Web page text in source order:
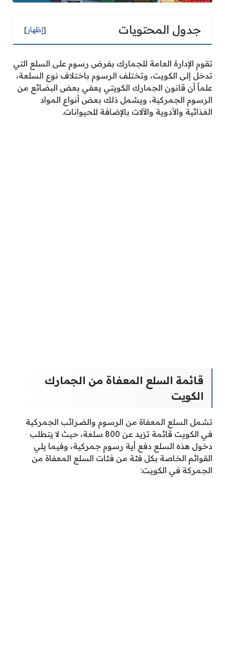
جدول المحتويات [إظهار]
تقوم الإدارة العامة للجمارك بفرض رسوم على السلع التي
تدخل إلى الكويت، وتختلف الرسوم باختلاف نوع السلعة،
علماََ أن قانون الجمارك الكويتي يعفي بعض البضائع من
الرسوم الجمركية، ويشمل ذلك بعض أنواع المواد
الغذائية والأدوية والآلات بالإضافة للحيوانات.
قائمة السلع المعفاة من الجمارك
الكويت
تشمل السلع المعفاة من الرسوم والضرائب الجمركية
في الكويت قائمة تزيد عن 800 سلعة، حيث لا يتطلب
دخول هذه السلع دفع أية رسوم جمركية، وفيما يلي
القوائم الخاصة بكل فئة من فئات السلع المعفاة من
الجمركة في الكويت: